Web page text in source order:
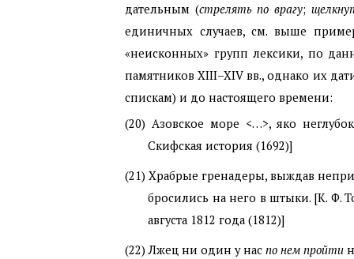
дательным (стрелять по врагу;
единичных случаев, см. выше
«неисконных» групп лексики, по
памятниковXIII–XIVвв., однако их
спискам) и до настоящего времени:
(20) Азовское море <…>, яко
Скифская история (1692)]
(21) Храбрые гренадеры, выждав
бросились на него в штыки. [К. Ф.
августа 1812 года (1812)]
(22)Лжец ни один у нас по нем пройти